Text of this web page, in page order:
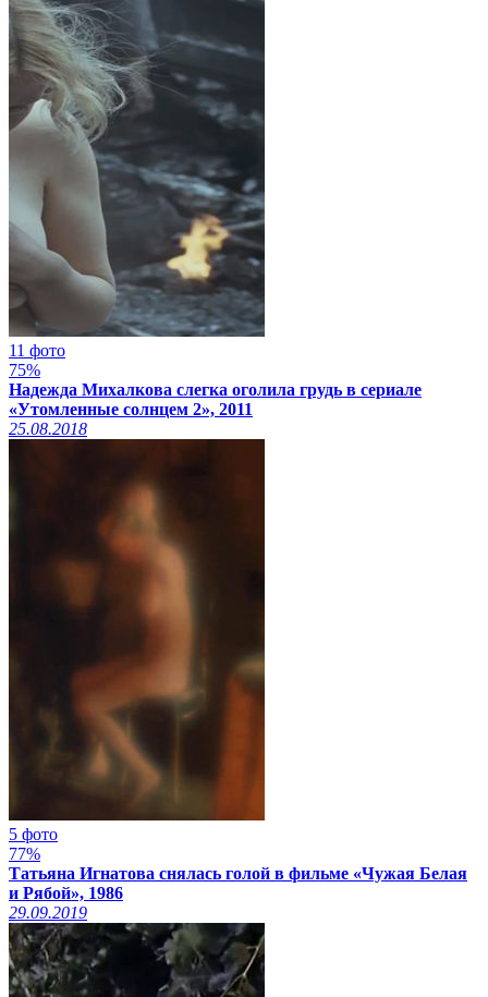
11 фото
75%
Надежда Михалкова слегка оголила грудь в сериале
«Утомленные солнцем 2», 2011
25.08.2018
5 фото
77%
Татьяна Игнатова снялась голой в фильме «Чужая Белая
и Рябой», 1986
29.09.2019